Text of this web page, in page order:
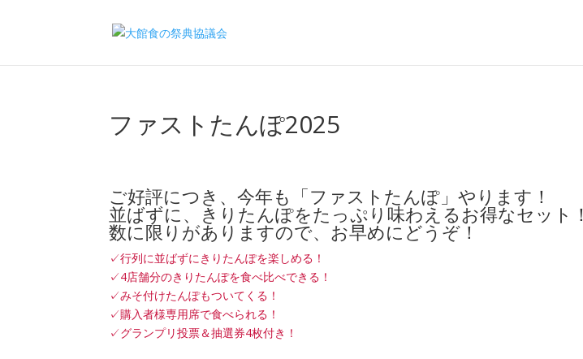
ファストたんぽ2025
ご好評につき、今年も「ファストたんぽ」やります！
並ばずに、きりたんぽをたっぷり味わえるお得なセット！
数に限りがありますので、お早めにどうぞ！
✓行列に並ばずにきりたんぽを楽しめる！
✓4店舗分のきりたんぽを食べ比べできる！
✓みそ付けたんぽもついてくる！
✓購入者様専用席で食べられる！
✓グランプリ投票＆抽選券4枚付き！